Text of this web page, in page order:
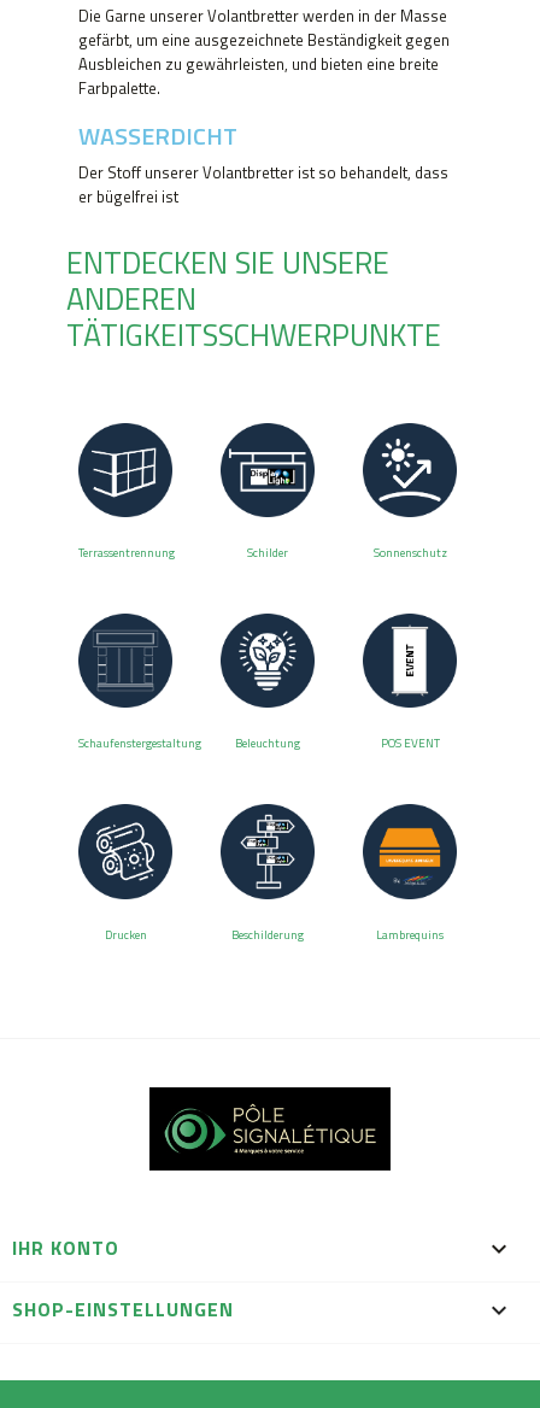
Die Garne unserer Volantbretter werden in der Masse
gefärbt, um eine ausgezeichnete Beständigkeit gegen
Ausbleichen zu gewährleisten, und bieten eine breite
Farbpalette.
WASSERDICHT
Der Stoff unserer Volantbretter ist so behandelt, dass
er bügelfrei ist
ENTDECKEN SIE UNSERE
ANDEREN
TÄTIGKEITSSCHWERPUNKTE
Terrassentrennung Schilder Sonnenschutz
Schaufenstergestaltung Beleuchtung POS EVENT
Drucken Beschilderung Lambrequins
IHR KONTO 
SHOP-EINSTELLUNGEN keyboard_arrow_down